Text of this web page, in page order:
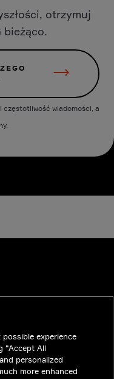
otrzymuj
bieżąco.
wiadomości, a
experience
“Accept All
personalized
more enhanced